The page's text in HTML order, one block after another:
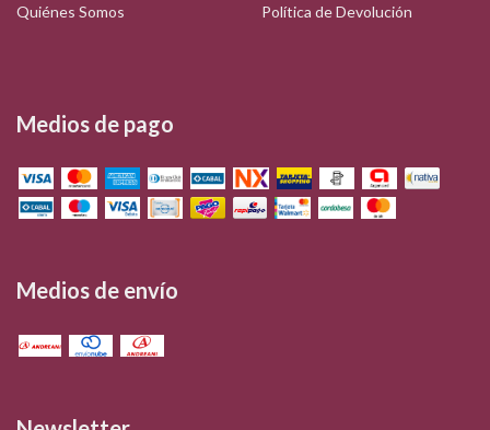
Quiénes Somos Política de Devolución
Medios de pago
Medios de envío